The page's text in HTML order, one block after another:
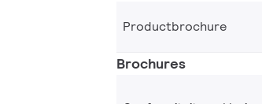
Productbrochure
Brochures